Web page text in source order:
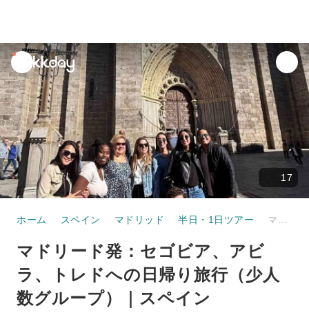
unread
notifications
17
ホーム スペイン マドリッド 半日・1日ツアー
マドリード発：セゴビア、アビ
ラ、トレドへの日帰り旅行（少人
数グループ）｜スペイン